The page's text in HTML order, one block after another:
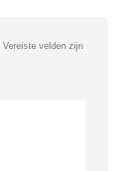
Vereiste velden zijn